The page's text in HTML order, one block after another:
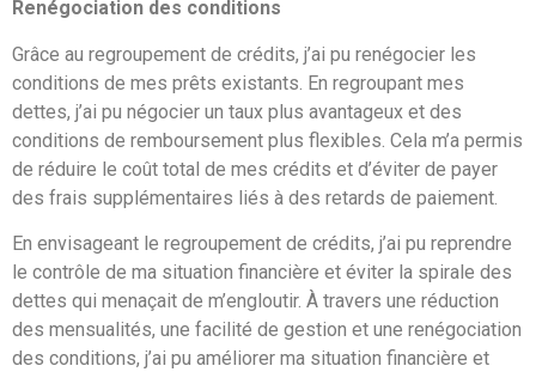
Renégociation des conditions
Grâce au regroupement de crédits, j’ai pu renégocier les
conditions de mes prêts existants. En regroupant mes
dettes, j’ai pu négocier un taux plus avantageux et des
conditions de remboursement plus flexibles. Cela m’a permis
de réduire le coût total de mes crédits et d’éviter de payer
des frais supplémentaires liés à des retards de paiement.
En envisageant le regroupement de crédits, j’ai pu reprendre
le contrôle de ma situation financière et éviter la spirale des
dettes qui menaçait de m’engloutir. À travers une réduction
des mensualités, une facilité de gestion et une renégociation
des conditions, j’ai pu améliorer ma situation financière et